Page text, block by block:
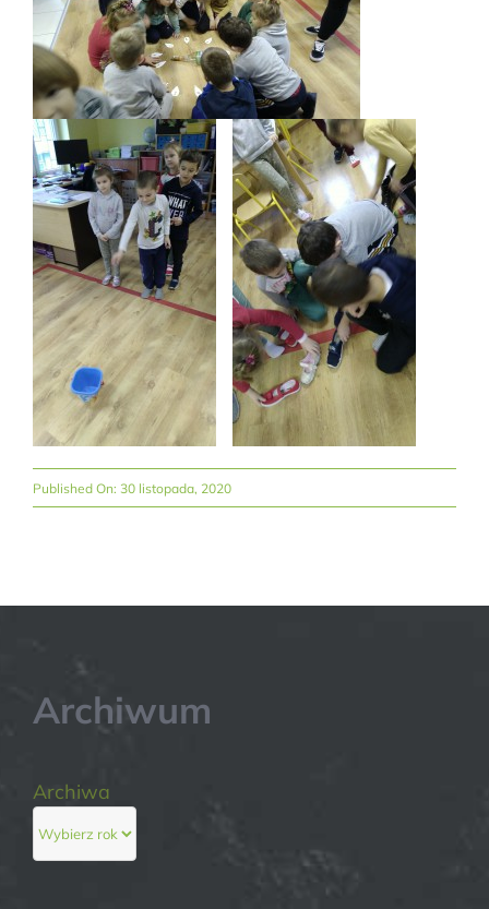
Published On: 30 listopada, 2020
Archiwum
Archiwa